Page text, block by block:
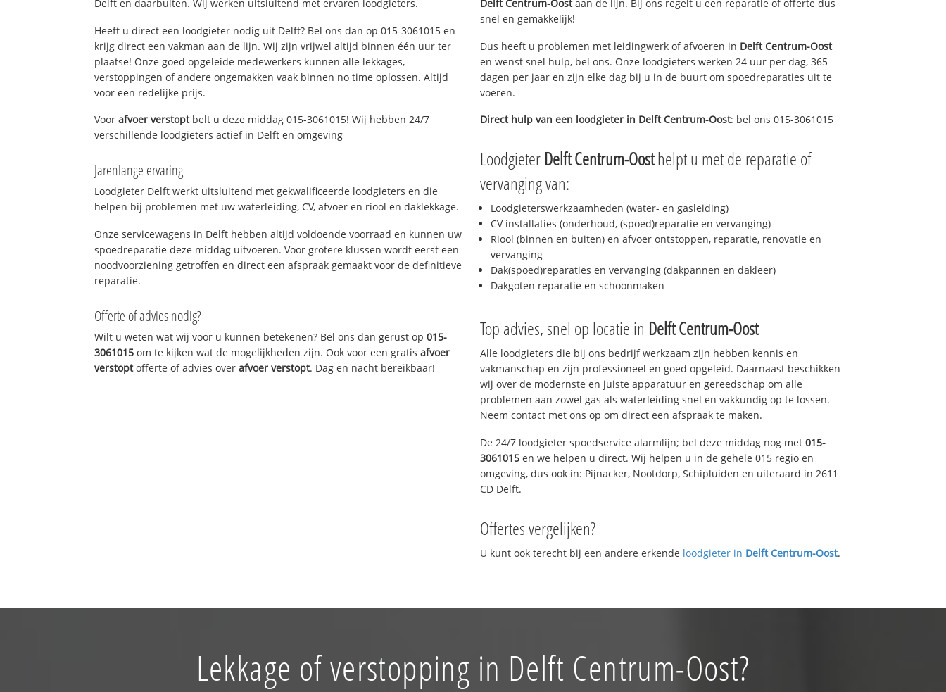
Delft en daarbuiten. Wij werken uitsluitend met ervaren loodgieters.
Heeft u direct een loodgieter nodig uit Delft? Bel ons dan op 015-3061015 en
krijg direct een vakman aan de lijn. Wij zijn vrijwel altijd binnen één uur ter
plaatse! Onze goed opgeleide medewerkers kunnen alle lekkages,
verstoppingen of andere ongemakken vaak binnen no time oplossen. Altijd
voor een redelijke prijs.
Voorafvoer verstoptbelt u deze middag 015-3061015! Wij hebben 24/7
verschillende loodgieters actief in Delft en omgeving
Jarenlange ervaring
Loodgieter Delft werkt uitsluitend met gekwalificeerde loodgieters en die
helpen bij problemen met uw waterleiding, CV, afvoer en riool en daklekkage.
Onze servicewagens in Delft hebben altijd voldoende voorraad en kunnen uw
spoedreparatie deze middag uitvoeren. Voor grotere klussen wordt eerst een
noodvoorziening getroffen en direct een afspraak gemaakt voor de definitieve
reparatie.
Offerte of advies nodig?
Wilt u weten wat wij voor u kunnen betekenen? Bel ons dan gerust op015-
3061015 om te kijken wat de mogelijkheden zijn. Ook voor een gratisafvoer
verstoptofferte of advies overafvoer verstopt. Dag en nacht bereikbaar!
Delft Centrum-Oostaan de lijn. Bij ons regelt u een reparatie of offerte dus
snel en gemakkelijk!
Dus heeft u problemen met leidingwerk of afvoeren in Delft Centrum-Oost
en wenst snel hulp, bel ons. Onze loodgieters werken 24 uur per dag, 365
dagen per jaar en zijn elke dag bij u in de buurt om spoedreparaties uit te
voeren.
Direct hulp van een loodgieter in Delft Centrum-Oost: bel ons 015-3061015
Loodgieter Delft Centrum-Oosthelpt u met de reparatie of
vervanging van:
Loodgieterswerkzaamheden (water- en gasleiding)
CV installaties (onderhoud, (spoed)reparatie en vervanging)
Riool (binnen en buiten) en afvoer ontstoppen, reparatie, renovatie en
vervanging
Dak(spoed)reparaties en vervanging (dakpannen en dakleer)
Dakgoten reparatie en schoonmaken
Top advies, snel op locatie in Delft Centrum-Oost
Alle loodgieters die bij ons bedrijf werkzaam zijn hebben kennis en
vakmanschap en zijn professioneel en goed opgeleid. Daarnaast beschikken
wij over de modernste en juiste apparatuur en gereedschap om alle
problemen aan zowel gas als waterleiding snel en vakkundig op te lossen.
Neem contact met ons op om direct een afspraak te maken.
De 24/7 loodgieter spoedservice alarmlijn; bel deze middag nog met 015-
3061015 en we helpen u direct. Wij helpen u in de gehele 015 regio en
omgeving, dus ook in: Pijnacker, Nootdorp, Schipluiden en uiteraard in 2611
CD Delft.
Offertes vergelijken?
U kunt ook terecht bij een andere erkende loodgieter in Delft Centrum-Oost.
Lekkage of verstopping in Delft Centrum-Oost?